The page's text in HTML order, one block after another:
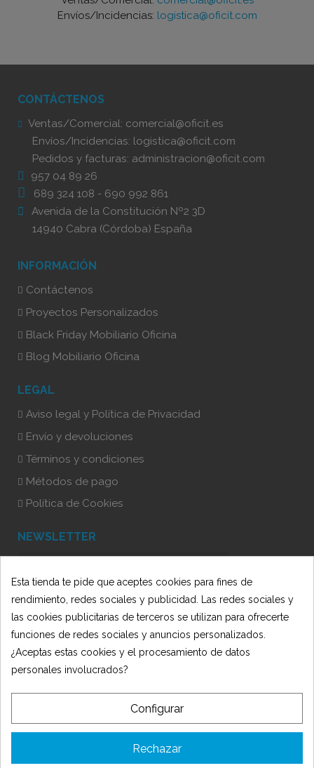
Envíos/Incidencias: logistica@oficit.com
CONTÁCTENOS
Ventas/Comercial: comercial@oficit.es
Envíos/Incidencias: logistica@oficit.com
Pedidos y facturas: administracion@oficit.com
957 04 89 26
689 324 108 - 690 992 861
Avenida de la Constitución Nº2 3D
14940 Cabra (Córdoba) España
INFORMACIÓN
Contáctenos
Proyectos Personalizados
Black Friday Mobiliario Oficina
Blog Mobiliario Oficina
LEGAL
Aviso legal y Política de Privacidad
Envío y devoluciones
Términos y condiciones
Métodos de pago
Política de Cookies
NEWSLETTER
He leído y acepto la Política de Privacidad
© 2025 Oficit - Desarrollado por 🍋
TIENDA OFICIT SLU ha recibido una subvención de la Consejería de
Esta tienda te pide que aceptes cookies para fines de
rendimiento, redes sociales y publicidad. Las redes sociales y
las cookies publicitarias de terceros se utilizan para ofrecerte
funciones de redes sociales y anuncios personalizados.
¿Aceptas estas cookies y el procesamiento de datos
personales involucrados?
Configurar
Rechazar